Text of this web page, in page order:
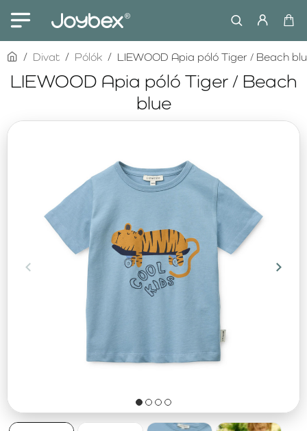
LIEWOOD Apia póló Tiger / Beach
blue
homeDivat Pólók LIEWOOD Apia póló Tiger / Beach